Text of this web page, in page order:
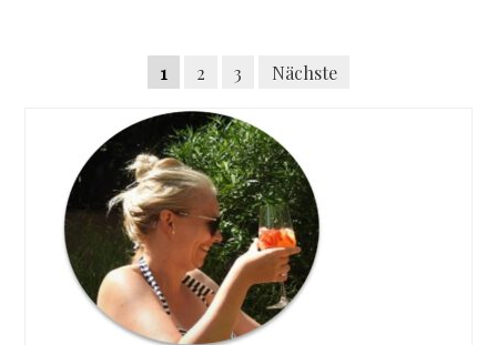
navigation
Seitennummerierung
Beiträge
1 2 3 Nächste